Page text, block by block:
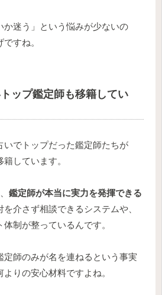
か迷う」という悩みが少ないの
すね。
ップ鑑定師も移籍してい
いでトップだった鑑定師たちが
しています。
鑑定師が本当に実力を発揮できる
介さず相談できるシステムや、
制が整っているんです。
定師のみが名を連ねるという事実
りの安心材料ですよね。